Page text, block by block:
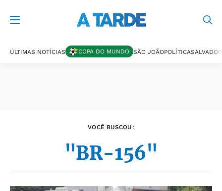
ÚLTIMAS NOTÍCIAS COPA DO MUNDO SÃO JOÃOPOLÍTICASALVADOR
VOCÊ BUSCOU:
"BR-156"